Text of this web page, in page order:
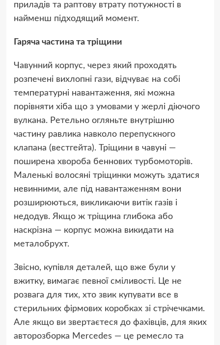
приладів та раптову втрату потужності в
найменш підходящий момент.
Гаряча частина та тріщини
Чавунний корпус, через який проходять
розпечені вихлопні гази, відчуває на собі
температурні навантаження, які можна
порівняти хіба що з умовами у жерлі діючого
вулкана. Ретельно огляньте внутрішню
частину равлика навколо перепускного
клапана (вестгейта). Тріщини в чавуні —
поширена хвороба беннових турбомоторів.
Маленькі волосяні тріщинки можуть здатися
невинними, але під навантаженням вони
розширюються, викликаючи витік газів і
недодув. Якщо ж тріщина глибока або
наскрізна — корпус можна викидати на
металобрухт.
Звісно, купівля деталей, що вже були у
вжитку, вимагає певної сміливості. Це не
розвага для тих, хто звик купувати все в
стерильних фірмових коробках зі стрічечками.
Але якщо ви звертаєтеся до фахівців, для яких
авторозборка Mercedes — це ремесло та